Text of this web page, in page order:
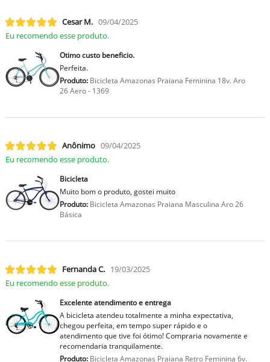
Cesar M. 09/04/2025
Eu recomendo esse produto.
Otimo custo beneficio.
Perfeita.
Produto:Bicicleta Amazonas Praiana Feminina 18v. Aro
26 Aero - 1369
Anônimo 09/04/2025
Eu recomendo esse produto.
Bicicleta
Muito bom o produto, gostei muito
Produto:Bicicleta Amazonas Praiana Masculina Aro 26
Básica
Fernanda C. 19/03/2025
Eu recomendo esse produto.
Excelente atendimento e entrega
A bicicleta atendeu totalmente a minha expectativa,
chegou perfeita, em tempo super rápido e o
atendimento que tive foi ótimo! Compraria novamente e
recomendaria tranquilamente.
Produto:Bicicleta Amazonas Praiana Retro Feminina 6v.